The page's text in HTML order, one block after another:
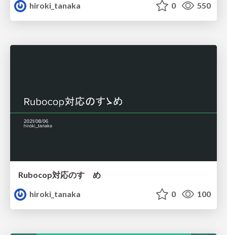
hiroki_tanaka
0 550
Rubocop対応のすゝめ
hiroki_tanaka
0 100